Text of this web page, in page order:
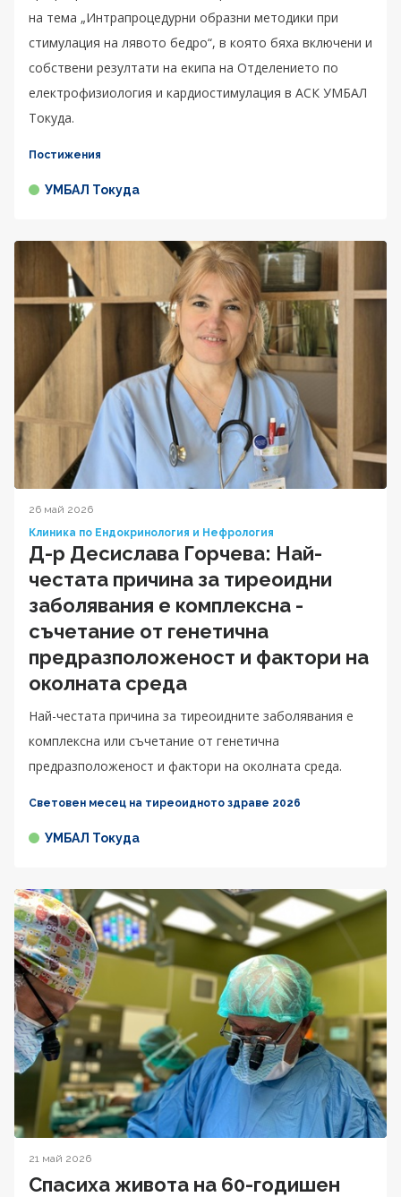
на тема „Интрапроцедурни образни методики при
стимулация на лявото бедро“, в която бяха включени и
собствени резултати на екипа на Отделението по
електрофизиология и кардиостимулация в АСК УМБАЛ
Токуда.
Постижения
УМБАЛ Токуда
26 май 2026
Клиника по Ендокринология и Нефрология
Д-р Десислава Горчева: Най-
честата причина за тиреоидни
заболявания е комплексна -
съчетание от генетична
предразположеност и фактори на
околната среда
Най-честата причина за тиреоидните заболявания е
комплексна или съчетание от генетична
предразположеност и фактори на околната среда.
Световен месец на тиреоидното здраве 2026
УМБАЛ Токуда
21 май 2026
Спасиха живота на 60-годишен